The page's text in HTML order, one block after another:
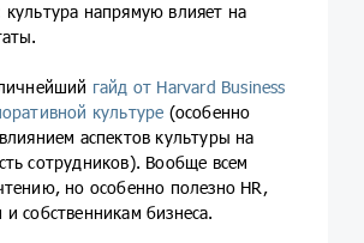
напрямую влияет на
гайд от Harvard Business
культуре (особенно
аспектов культуры на
сотрудников). Вообще всем
но особенно полезно HR,
собственникам бизнеса.